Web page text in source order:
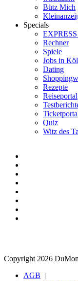
Bütz Mich
Specials
Rechner
Spiele
Jobs in
Dating
Rezepte
Reiseportal
Quiz
Witz des
Copyright 2026
AGB